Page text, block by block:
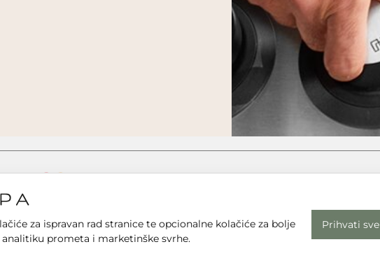
za ispravan rad stranice te opcionalne kolačiće za bolje
prometa i marketinške svrhe.
Prihvati sve